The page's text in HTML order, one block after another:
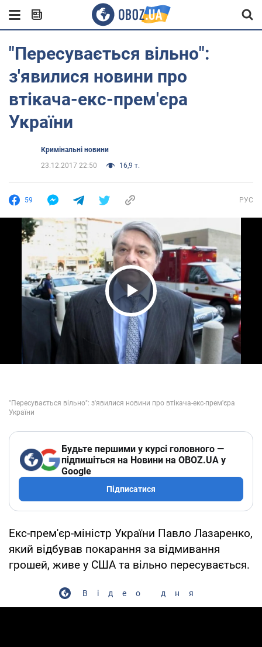
"Пересувається вільно":
з'явилися новини про
втікача-екс-прем'єра
України
Кримінальні новини
23.12.2017 22:50
16,9 т.
59 РУС
Play Video
Будьте першими у курсі головного —
підпишіться на Новини на OBOZ.UA у
Google
Підписатися
Екс-прем'єр-міністр України Павло Лазаренко,
який відбував покарання за відмивання
грошей, живе у США та вільно пересувається.
Відео дня